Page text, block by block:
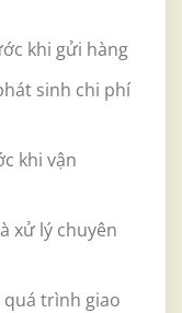
khi gửi hàng
sinh chi phí
khi vận
xử lý chuyên
trình giao